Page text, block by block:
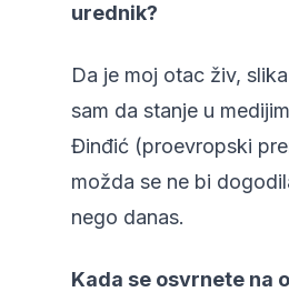
urednik?
Da je moj otac živ,
sam da stanje u
Đinđić (proevropski
možda se ne bi
nego danas.
Kada se osvrnete na